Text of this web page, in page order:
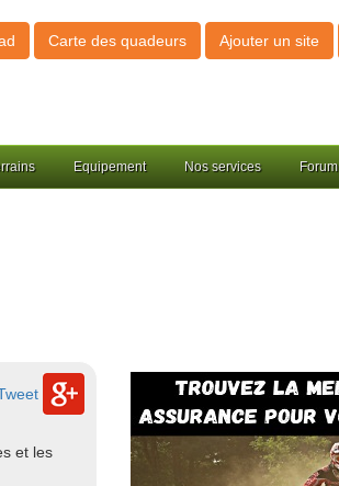
Carte des quadeurs Ajouter un site
Equipement Nos services Forum
et les